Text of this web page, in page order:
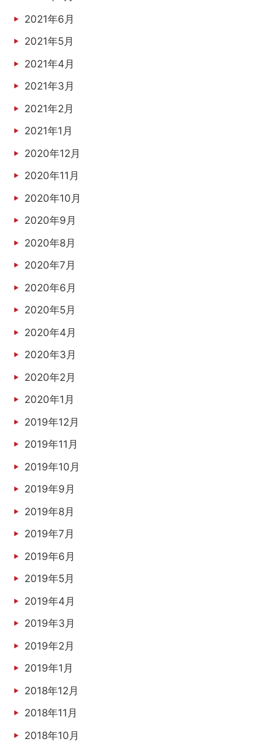
2021年6月
2021年5月
2021年4月
2021年3月
2021年2月
2021年1月
2020年12月
2020年11月
2020年10月
2020年9月
2020年8月
2020年7月
2020年6月
2020年5月
2020年4月
2020年3月
2020年2月
2020年1月
2019年12月
2019年11月
2019年10月
2019年9月
2019年8月
2019年7月
2019年6月
2019年5月
2019年4月
2019年3月
2019年2月
2019年1月
2018年12月
2018年11月
2018年10月